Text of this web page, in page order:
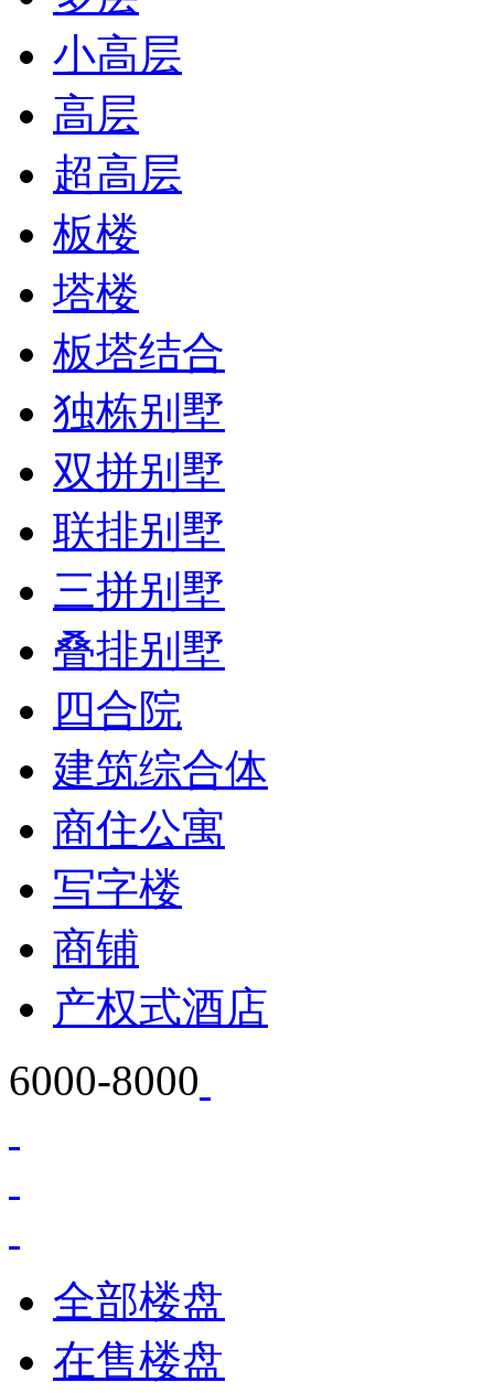
小高层
高层
超高层
板楼
塔楼
板塔结合
独栋别墅
双拼别墅
联排别墅
三拼别墅
叠排别墅
四合院
建筑综合体
商住公寓
写字楼
商铺
产权式酒店
6000-8000
全部楼盘
在售楼盘